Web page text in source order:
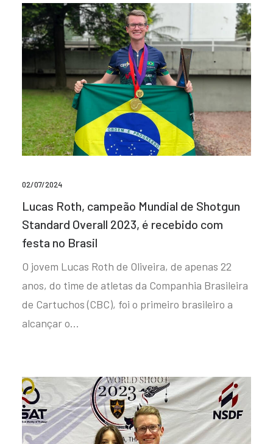
02/07/2024
Lucas Roth, campeão Mundial de Shotgun
Standard Overall 2023, é recebido com
festa no Brasil
O jovem Lucas Roth de Oliveira, de apenas 22
anos, do time de atletas da Companhia Brasileira
de Cartuchos (CBC), foi o primeiro brasileiro a
alcançar o…